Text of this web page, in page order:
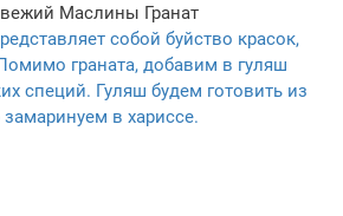
Маслины Гранат
собой буйство красок,
граната, добавим в гуляш
специй. Гуляш будем готовить из
в хариссе.